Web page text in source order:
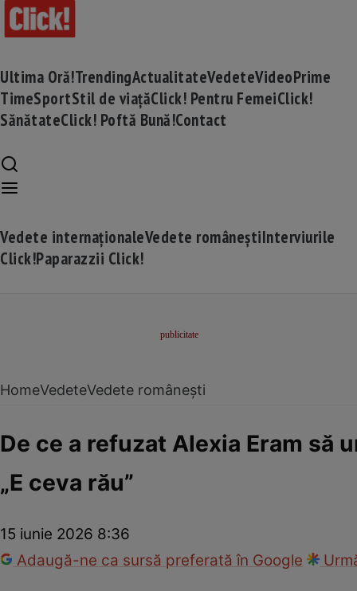
Ultima Oră!TrendingActualitateVedeteVideoPrime
TimeSportStil de viațăClick! Pentru FemeiClick!
SănătateClick! Poftă Bună!Contact
Vedete internaționaleVedete româneștiInterviurile
Click!Paparazzii Click!
HomeVedeteVedete românești
De ce a refuzat Alexia Eram să
„E ceva rău”
15 iunie 2026 8:36
Adaugă-ne ca sursă preferată în Google